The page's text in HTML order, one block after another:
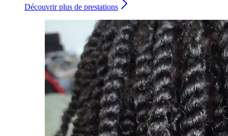
Découvrir plus de prestations